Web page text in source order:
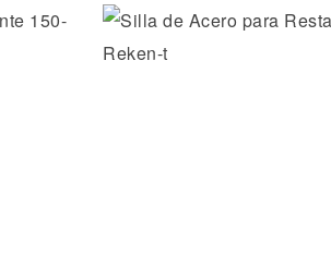
Añadir a la lista de